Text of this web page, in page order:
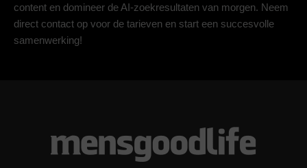
content en domineer de AI-zoekresultaten van morgen. Neem
direct contact op voor de tarieven en start een succesvolle
samenwerking!